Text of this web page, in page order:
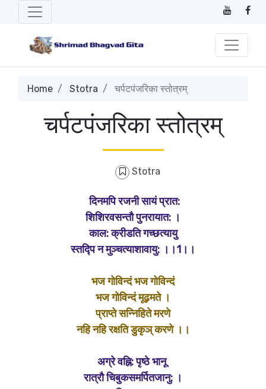
Home Stotra चर्पटपंजरिका स्तोत्रम्
चर्पटपंजरिका स्तोत्रम्
Stotra
दिनमपि रजनी सायं प्रात:
शिशिरवसन्तौ पुनरायात: ।
काल: क्रीडति गच्छत्यायु
स्तद्पि न मुञ्चत्याशावायु: ।।1।।
भज गोविन्दं भज गोविन्दं
भज गोविन्दं मूढ़मते ।
प्राप्ते सन्निहिते मरणे
नहि नहि रक्षति डुकृञ् करणे ।।
अग्रे वह्नि: पृष्ठे भानू
रात्रौचिबुकसमर्पितजानु: ।